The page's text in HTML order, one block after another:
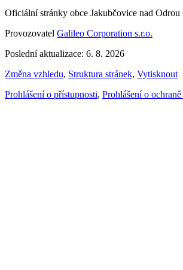
Oficiální stránky obce Jakubčovice nad
Provozovatel Galileo Corporation s.r.o.
Poslední aktualizace: 6. 8. 2026
Změna vzhledu, Struktura stránek, Vytisknout
Prohlášení o přístupnosti, Prohlášení o